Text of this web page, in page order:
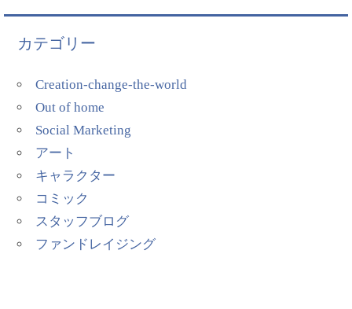
カテゴリー
Creation-change-the-world
Out of home
Social Marketing
アート
キャラクター
コミック
スタッフブログ
ファンドレイジング